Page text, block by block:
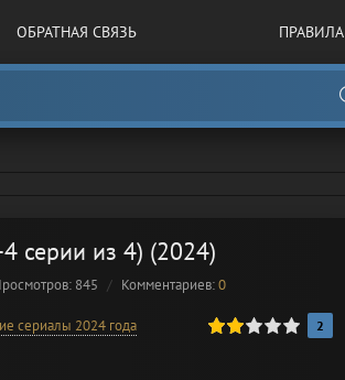
ОБРАТНАЯ СВЯЗЬ ПРАВИЛА
серии из 4) (2024)
845 Комментариев:0
сериалы 2024 года
1 2 3 2